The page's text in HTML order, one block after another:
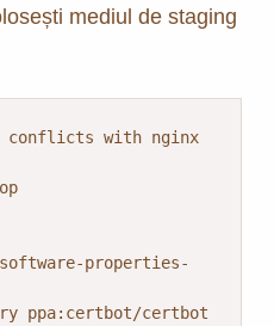
mediul de staging
conflicts with nginx
properties-
ppa:certbot/certbot